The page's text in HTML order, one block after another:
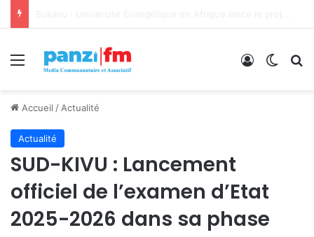
Menu Connexion
Accueil / Actualité
Actualité
SUD-KIVU : Lancement
officiel de l’examen d’Etat
2025-2026 dans sa phase